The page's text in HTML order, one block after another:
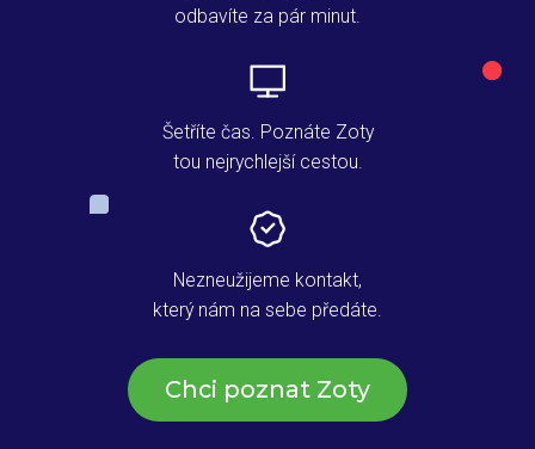
odbavíte za pár minut.
Šetříte čas. Poznáte Zoty
tou nejrychlejší cestou.
Nezneužijeme kontakt,
který nám na sebe předáte.
Chci poznat Zoty